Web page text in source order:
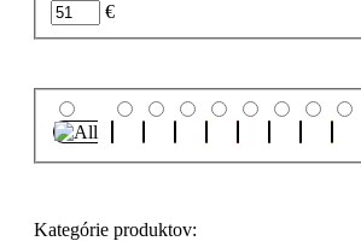
€
Kategórie produktov: